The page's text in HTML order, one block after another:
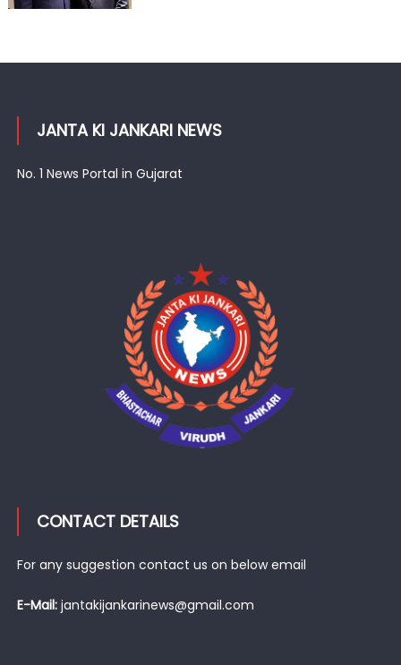
JANTA KI JANKARI NEWS
No. 1 News Portal in Gujarat
CONTACT DETAILS
For any suggestion contact us on below email
E-Mail: jantakijankarinews@gmail.com